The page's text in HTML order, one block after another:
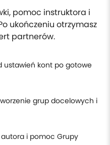
pomoc instruktora i
ukończeniu otrzymasz
partnerów.
ustawień kont po gotowe
grup docelowych i
i pomoc Grupy